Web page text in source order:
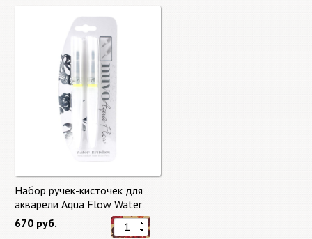
Набор ручек-кисточек для
акварели Aqua Flow Water
Brushes
670 руб.